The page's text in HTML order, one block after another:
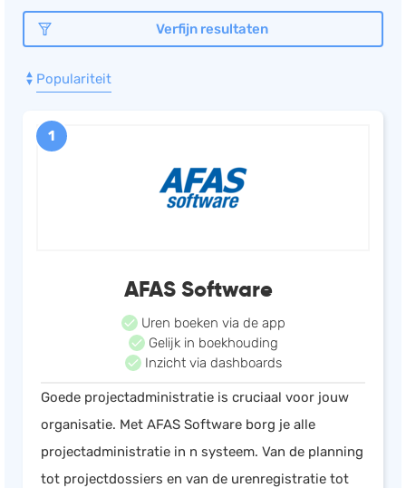
Kassa
ERP
Rapportage
PSP
Marketing automation
Helpdesk
Verfijn resultaten
Populariteit
1
AFAS Software
Uren boeken via de app
Gelijk in boekhouding
Inzicht via dashboards
Goede projectadministratie is cruciaal voor jouw
organisatie. Met AFAS Software borg je alle
projectadministratie in n systeem. Van de planning
tot projectdossiers en van de urenregistratie tot